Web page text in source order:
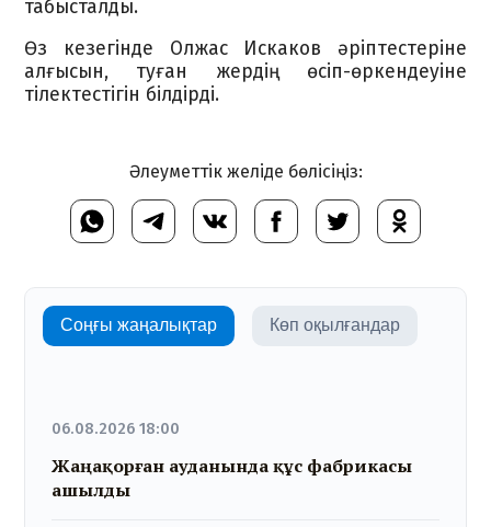
Әлеуметтік желіде бөлісіңіз:
табысталды.
Өз кезегінде Олжас Искаков әріптестеріне
алғысын, туған жердің өсіп-өркендеуіне
тілектестігін білдірді.
Соңғы жаңалықтар Көп оқылғандар
06.08.2026 18:00
Жаңақорған ауданында құс фабрикасы
ашылды